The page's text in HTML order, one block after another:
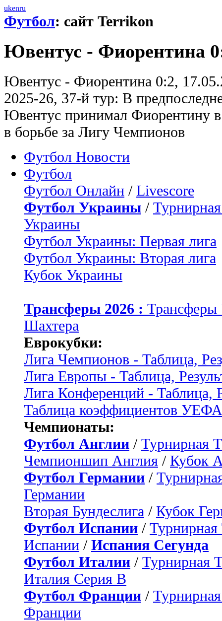
ukenru
Футбол: сайт Terrikon
Ювентус - Фиорентина
Ювентус - Фиорентина 0:2,
2025-26, 37-й тур: В
Ювентус принимал Фиорентину
в борьбе за Лигу Чемпионов
Футбол Новости
Футбол
Футбол Онлайн / Livescore
Футбол Украины /
Украины
Футбол Украины: Первая лига
Футбол Украины: Вторая лига
Кубок Украины
Трансферы 2026 :
Шахтера
Еврокубки:
Лига Чемпионов - Таблица,
Лига Европы - Таблица,
Лига Конференций - Таблица,
Таблица коэффициентов УЕФА
Чемпионаты:
Футбол Англии / Турнирная
Чемпионшип Англия / Кубок
Футбол Германии /
Германии
Вторая Бундеслига / Кубок
Футбол Испании / Турнирная
Испании / Испания Сегунда
Футбол Италии / Турнирная
Италия Серия B
Футбол Франции /
Франции